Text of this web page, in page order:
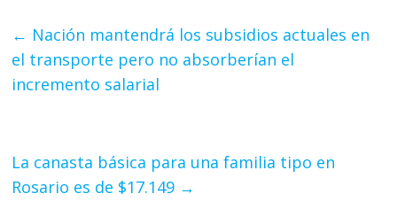
← Nación mantendrá los subsidios actuales en
el transporte pero no absorberían el
incremento salarial
La canasta básica para una familia tipo en
Rosario es de $17.149 →